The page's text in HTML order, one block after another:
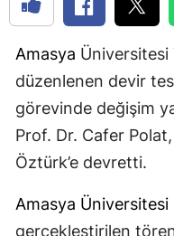
Amasya Üniversitesi
düzenlenen devir
görevinde değişim
Prof. Dr. Cafer
Öztürk’e devretti.
Amasya Üniversitesi
gerçekleştirilen